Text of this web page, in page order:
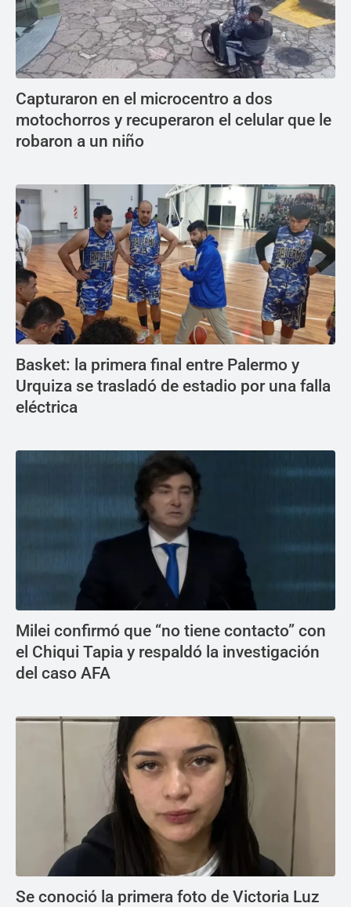
Capturaron en el microcentro a dos
motochorros y recuperaron el celular que le
robaron a un niño
Basket: la primera final entre Palermo y
Urquiza se trasladó de estadio por una falla
eléctrica
Milei confirmó que “no tiene contacto” con
el Chiqui Tapia y respaldó la investigación
del caso AFA
Se conoció la primera foto de Victoria Luz